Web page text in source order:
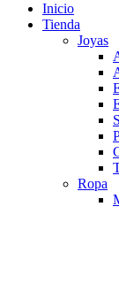
Inicio
Tienda
Joyas
Ropa